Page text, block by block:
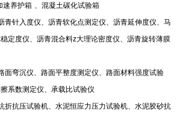
速养护箱 、混凝土碳化试验箱
青针入度仪、沥青软化点测定仪、沥青延伸度仪、马
定度仪、沥青混合料z大理论密度仪、沥青旋转薄膜
面弯沉仪、路面平整度测定仪、路面材料强度试验
系数测定仪、承载比试验仪
折抗压试验机、水泥恒应力压力试验机、水泥胶砂抗